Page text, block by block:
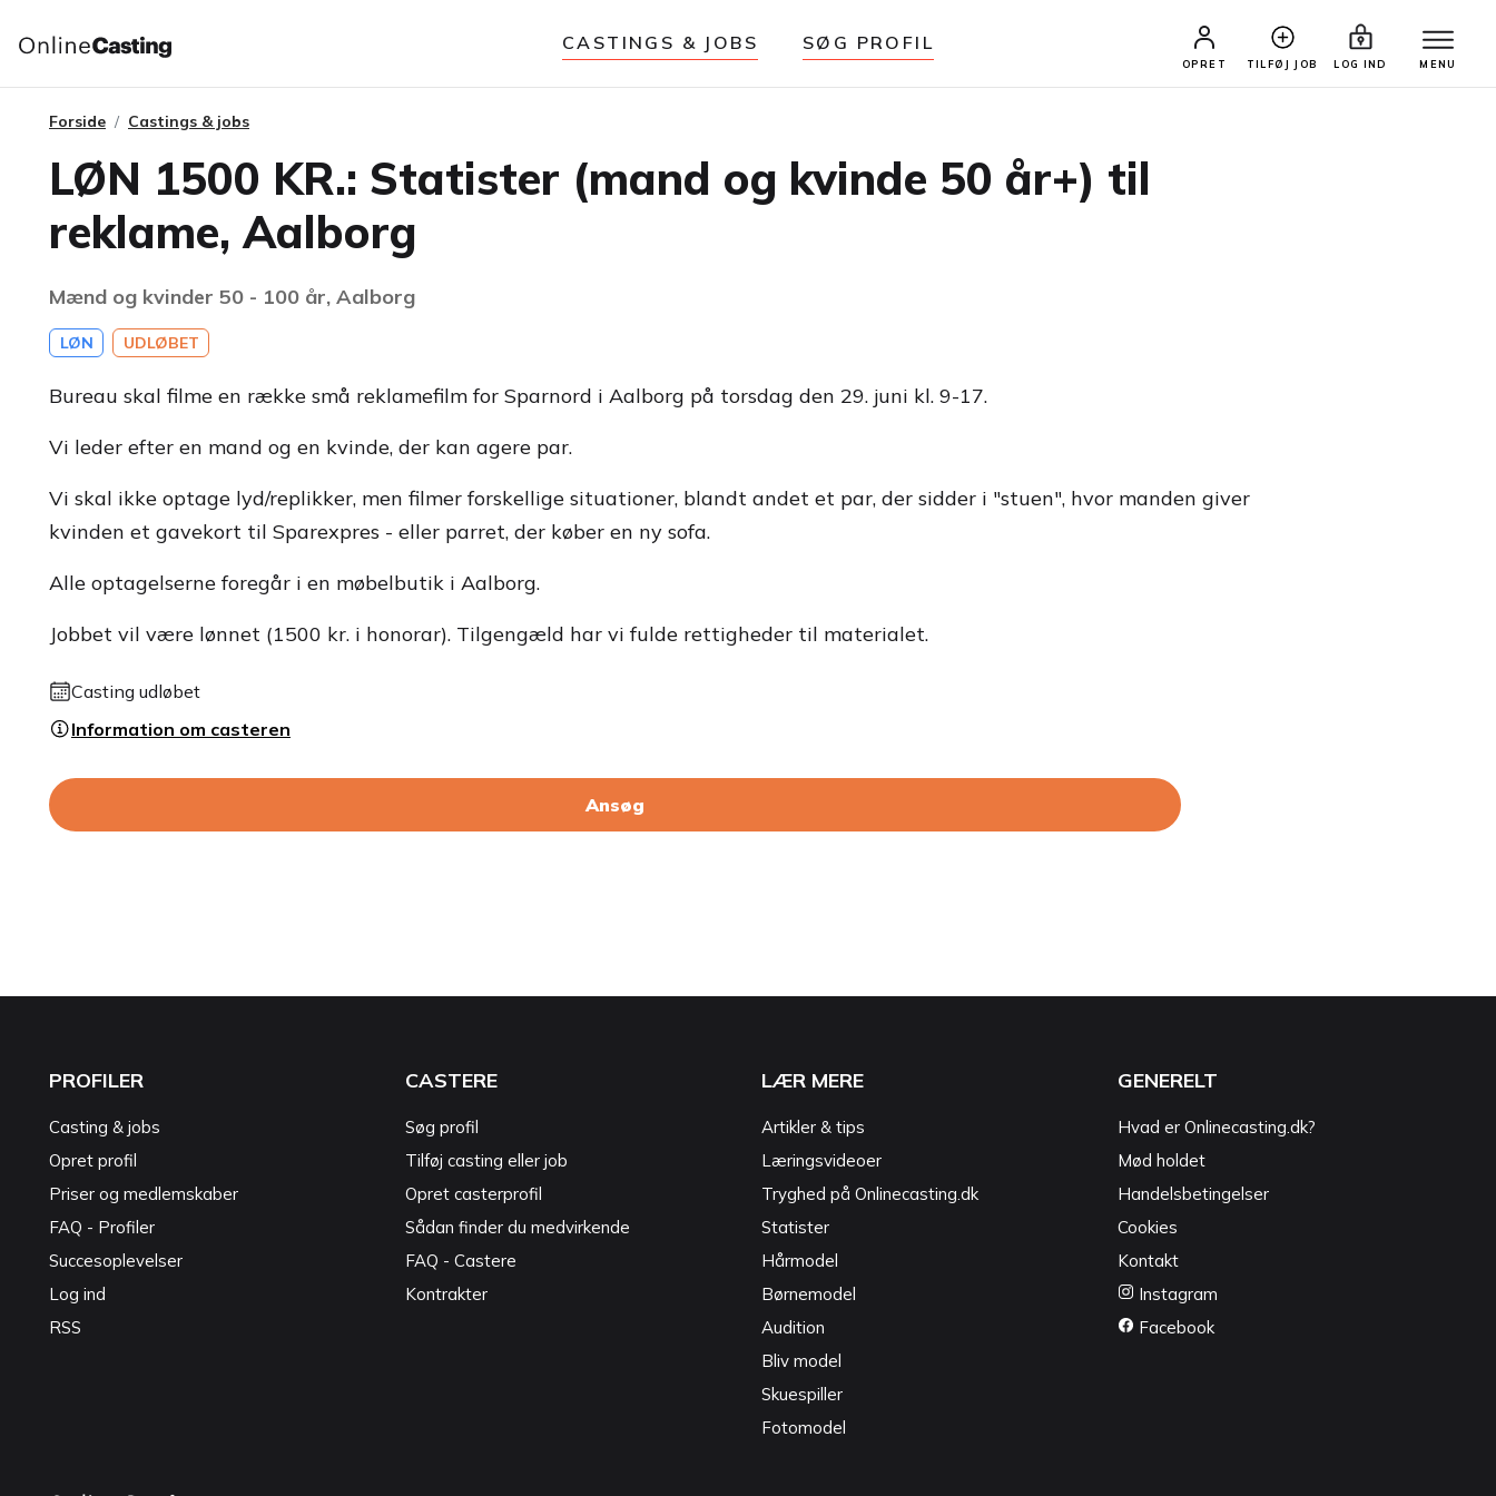
CASTINGS & JOBS SØG PROFIL
OPRET TILFØJ JOB LOG IND MENU
Forside Castings & jobs
LØN 1500 KR.: Statister (mand og kvinde 50 år+) til
reklame, Aalborg
Mænd og kvinder 50 - 100 år, Aalborg
LØN UDLØBET
Bureau skal filme en række små reklamefilm for Sparnord i Aalborg på torsdag den 29. juni kl. 9-17.
Vi leder efter en mand og en kvinde, der kan agere par.
Vi skal ikke optage lyd/replikker, men filmer forskellige situationer, blandt andet et par, der sidder i "stuen", hvor manden giver
kvinden et gavekort til Sparexpres - eller parret, der køber en ny sofa.
Alle optagelserne foregår i en møbelbutik i Aalborg.
Jobbet vil være lønnet (1500 kr. i honorar). Tilgengæld har vi fulde rettigheder til materialet.
Casting udløbet
Information om casteren
Ansøg
PROFILER
Casting & jobs
Opret profil
Priser og medlemskaber
FAQ - Profiler
Succesoplevelser
Log ind
RSS
CASTERE
Søg profil
Tilføj casting eller job
Opret casterprofil
Sådan finder du medvirkende
FAQ - Castere
Kontrakter
LÆR MERE
Artikler & tips
Læringsvideoer
Tryghed på Onlinecasting.dk
Statister
Hårmodel
Børnemodel
Audition
Bliv model
Skuespiller
Fotomodel
GENERELT
Hvad er Onlinecasting.dk?
Mød holdet
Handelsbetingelser
Cookies
Kontakt
Instagram
Facebook